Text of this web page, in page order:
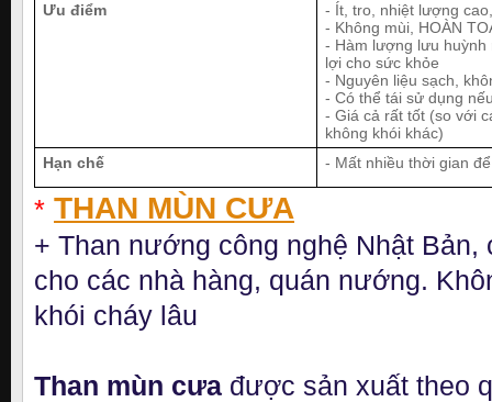
Ưu điểm
- Ít, tro, nhiệt lượng
- Không mùi, HOÀN
- Hàm lượng lưu huỳnh
lợi cho sức khỏe
- Nguyên liệu sạch,
- Có thể tái sử dụng
- Giá cả rất tốt (so với
không khói khác)
Hạn chế
- Mất nhiều thời gian
* THAN MÙN CƯA
+ Than nướng công nghệ Nhật Bản,
cho các nhà hàng, quán nướng.
khói cháy lâu
Than mùn cưa được sản xuất theo